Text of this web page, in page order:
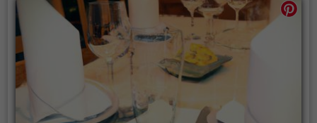
Umgebung. Und auch der Brunch ist hier ein echtes
Highlight. Tauche ein in die Welt von Starbucks und
erlebe Genussmomente inmitten von Bern's
lebendiger Innenstadt.